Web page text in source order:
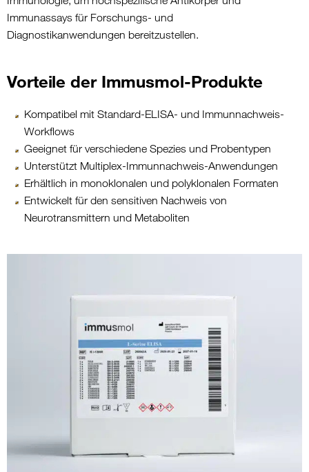
Immunassays für Forschungs- und
Diagnostikanwendungen bereitzustellen.
Vorteile der Immusmol-Produkte
Kompatibel mit Standard-ELISA- und Immunnachweis-
Workflows
Geeignet für verschiedene Spezies und Probentypen
Unterstützt Multiplex-Immunnachweis-Anwendungen
Erhältlich in monoklonalen und polyklonalen Formaten
Entwickelt für den sensitiven Nachweis von
Neurotransmittern und Metaboliten